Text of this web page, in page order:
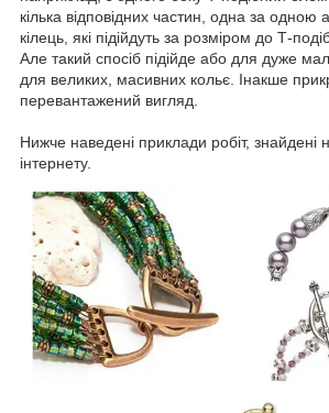
кілька відповідних частин, одна за одною
кілець, які підійдуть за розміром до Т-
Але такий спосіб підійде або для дуже
для великих, масивних кольє. Інакше
перевантажений вигляд.
Нижче наведені приклади робіт, знайдені
інтернету.